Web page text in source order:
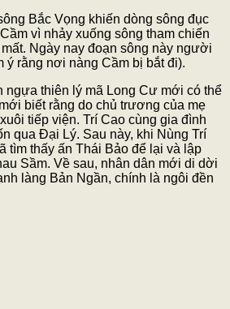
Bắc Vọng khiến dòng sông đục
vì nhảy xuống sông tham chiến
Ngày nay đoạn sông này người
ý rằng nơi nàng Cầm bị bắt đi).
ngựa thiên lý mã Long Cư mới có thể
biết rằng do chủ trương của mẹ
tiếp viện. Trí Cao cùng gia đình
qua Đại Lý. Sau này, khi Nùng Trí
tìm thấy ấn Thái Bảo để lại và lập
Sầm. Về sau, nhân dân mới di dời
làng Bản Ngần, chính là ngôi đền